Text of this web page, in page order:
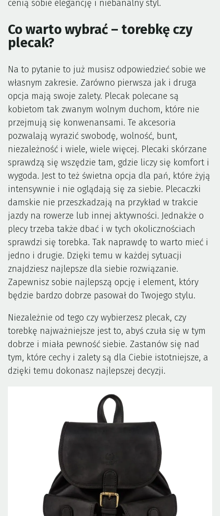
cenią sobie elegancję i niebanalny styl.
Co warto wybrać – torebkę czy
plecak?
Na to pytanie to już musisz odpowiedzieć sobie we
własnym zakresie. Zarówno pierwsza jak i druga
opcja mają swoje zalety. Plecak polecane są
kobietom tak zwanym wolnym duchom, które nie
przejmują się konwenansami. Te akcesoria
pozwalają wyrazić swobodę, wolność, bunt,
niezależność i wiele, wiele więcej. Plecaki skórzane
sprawdzą się wszędzie tam, gdzie liczy się komfort i
wygoda. Jest to też świetna opcja dla pań, które żyją
intensywnie i nie oglądają się za siebie. Plecaczki
damskie nie przeszkadzają na przykład w trakcie
jazdy na rowerze lub innej aktywności. Jednakże o
plecy trzeba także dbać i w tych okolicznościach
sprawdzi się torebka. Tak naprawdę to warto mieć i
jedno i drugie. Dzięki temu w każdej sytuacji
znajdziesz najlepsze dla siebie rozwiązanie.
Zapewnisz sobie najlepszą opcję i element, który
będzie bardzo dobrze pasował do Twojego stylu.
Niezależnie od tego czy wybierzesz plecak, czy
torebkę najważniejsze jest to, abyś czuła się w tym
dobrze i miała pewność siebie. Zastanów się nad
tym, które cechy i zalety są dla Ciebie istotniejsze, a
dzięki temu dokonasz najlepszej decyzji.